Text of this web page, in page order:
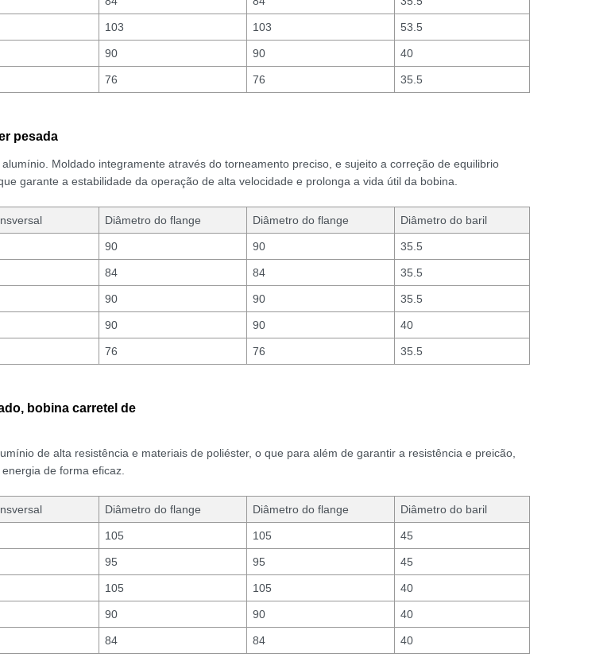
103 103 53.5
90 90 40
76 76 35.5
pesada
Moldado integramente através do torneamento preciso, e sujeito a correção de equilibrio
garante a estabilidade da operação de alta velocidade e prolonga a vida útil da bobina.
Diâmetro do flange Diâmetro do flange Diâmetro do baril
90 90 35.5
84 84 35.5
90 90 35.5
90 90 40
76 76 35.5
bobina carretel de
de alta resistência e materiais de poliéster, o que para além de garantir a resistência e preicão,
de forma eficaz.
Diâmetro do flange Diâmetro do flange Diâmetro do baril
105 105 45
95 95 45
105 105 40
90 90 40
84 84 40